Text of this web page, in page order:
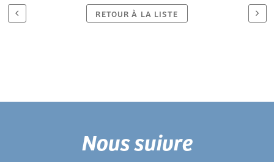
RETOUR À LA LISTE
Nous suivre